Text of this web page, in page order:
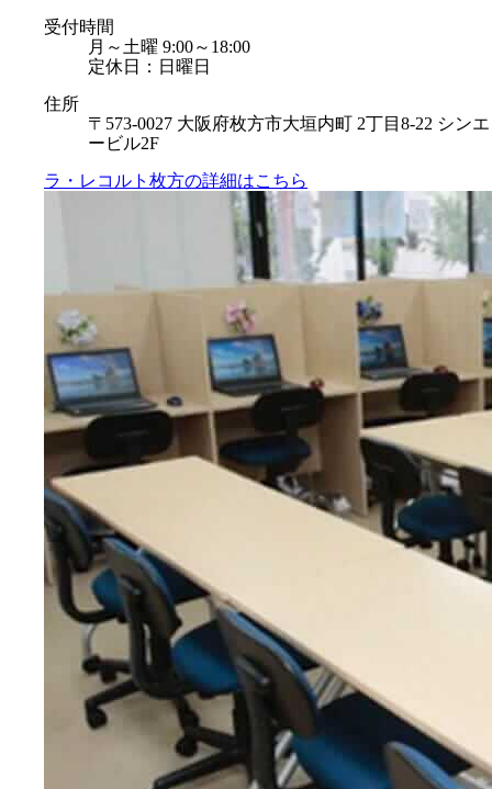
受付時間
月～土曜 9:00～18:00
定休日：日曜日
住所
〒573-0027 大阪府枚方市大垣内町 2丁目8-22 シンエ
ービル2F
ラ・レコルト枚方の詳細はこちら